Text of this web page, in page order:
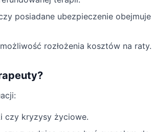
posiadane ubezpieczenie obejmuje
rozłożenia kosztów na raty.
czy kryzysy życiowe.